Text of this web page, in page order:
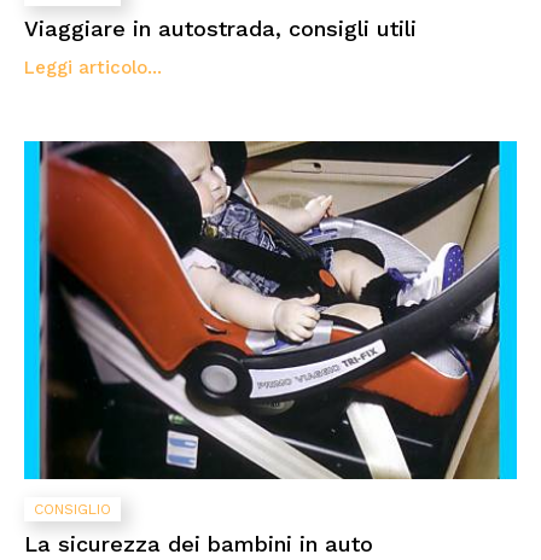
Viaggiare in autostrada, consigli utili
Leggi articolo...
CONSIGLIO
La sicurezza dei bambini in auto